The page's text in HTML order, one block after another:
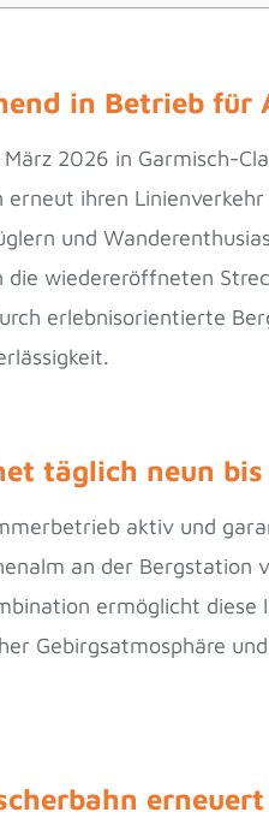
in Betrieb für
2026 in Garmisch-
ihren
und
wiedereröffneten
erlebnisorientierte
täglich neun bis
aktiv und
an der
ermöglicht
Gebirgsatmosphäre